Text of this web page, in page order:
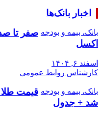
اخبار بانک‌ها
بانک، بیمه و بودجه صفر تا
اکسل
اسفند ۶, ۱۴۰۴
کارشناس روابط عمومی
بانک، بیمه و بودجه
شد + جدول